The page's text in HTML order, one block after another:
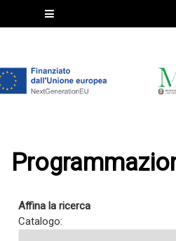
Affina la ricerca
Catalogo: